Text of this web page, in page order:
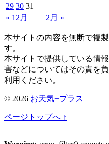
« 12月 2月 »
29 30 31
本サイトの内容を無断で複
す。
本サイトで提供している情
害などについてはその責を
利用ください。
© 2026 お天気+プラス
ページトップへ ↑